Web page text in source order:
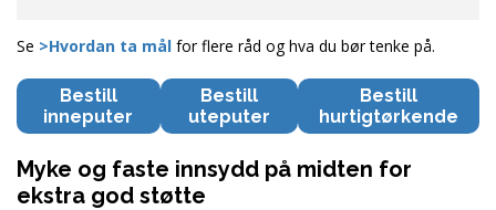
Se >Hvordan ta mål for flere råd og hva du bør tenke på.
Bestill
inneputer
Bestill
uteputer
Bestill
hurtigtørkende
Myke og faste innsydd på midten for
ekstra god støtte